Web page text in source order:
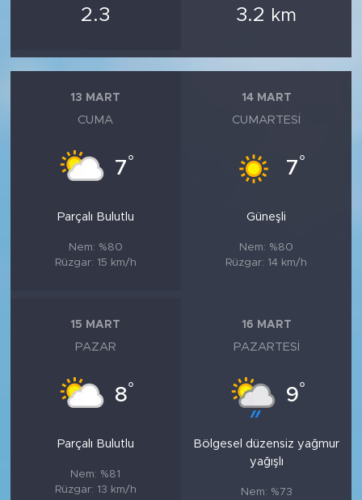
2.3 3.2 km
13 MART
CUMA
7°
Parçalı Bulutlu
Nem: %80
Rüzgar: 15 km/h
14 MART
CUMARTESI
7°
Güneşli
Nem: %80
Rüzgar: 14 km/h
15 MART
PAZAR
8°
Parçalı Bulutlu
Nem: %81
Rüzgar: 13 km/h
16 MART
PAZARTESI
9°
Bölgesel düzensiz yağmur
yağışlı
Nem: %73